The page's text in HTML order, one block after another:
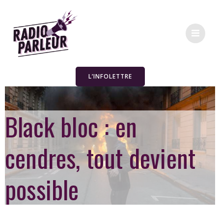
L’INFOLETTRE
Black bloc : en
cendres, tout devient
possible